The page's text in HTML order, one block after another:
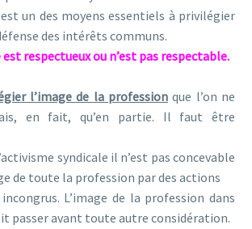
un des moyens essentiels à privilégier
des intérêts communs.
respectueux ou n’est pas respectable.
l’image de la profession que l’on ne
en fait, qu’en partie. Il faut être
syndicale il n’est pas concevable
de toute la profession par des actions
L’image de la profession dans
passer avant toute autre considération.